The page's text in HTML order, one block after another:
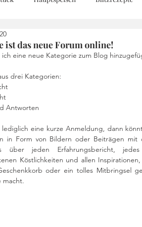
Geschenke aus der Küche
ist das neue Forum online!
eine neue Kategorie zum Blog
drei Kategorien:
Antworten
eine kurze Anmeldung, dann
in Form von Bildern oder Beiträgen
über jeden Erfahrungsbericht,
Köstlichkeiten und allen
oder ein tolles Mitbringsel
macht.